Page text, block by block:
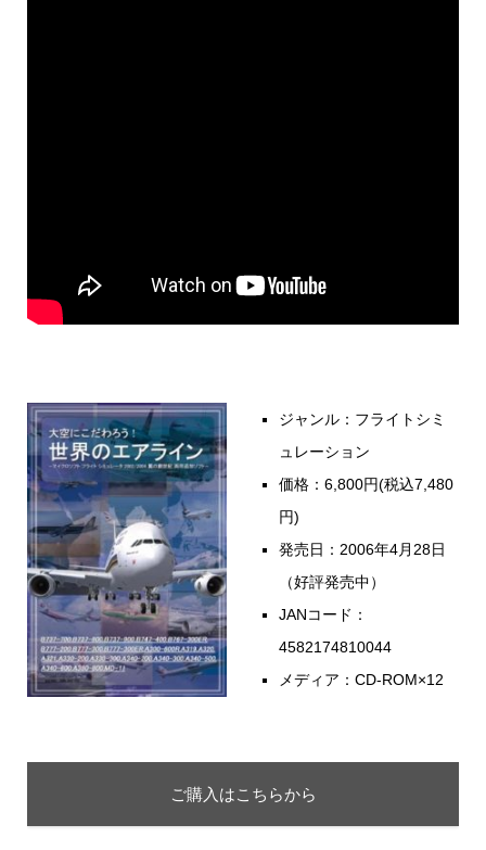
ジャンル：フライトシミ
ュレーション
価格：6,800円(税込7,480
円)
発売日：2006年4月28日
（好評発売中）
JANコード：
4582174810044
メディア：CD-ROM×12
ご購入はこちらから